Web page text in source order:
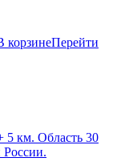
корзинеПерейти
5 км. Область 30
России.